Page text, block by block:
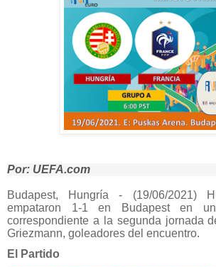
Por: UEFA.com
Budapest, Hungría - (19/06/2021)
empataron 1-1 en Budapest en
correspondiente a la segunda jornada
Griezmann, goleadores del encuentro.
El Partido